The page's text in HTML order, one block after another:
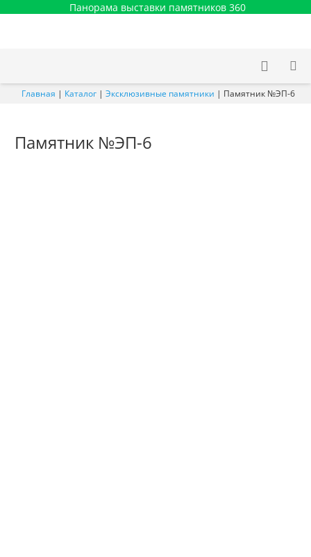
Панорама выставки памятников 360
Главная | Каталог | Эксклюзивные памятники | Памятник №ЭП-6
Памятник №ЭП-6